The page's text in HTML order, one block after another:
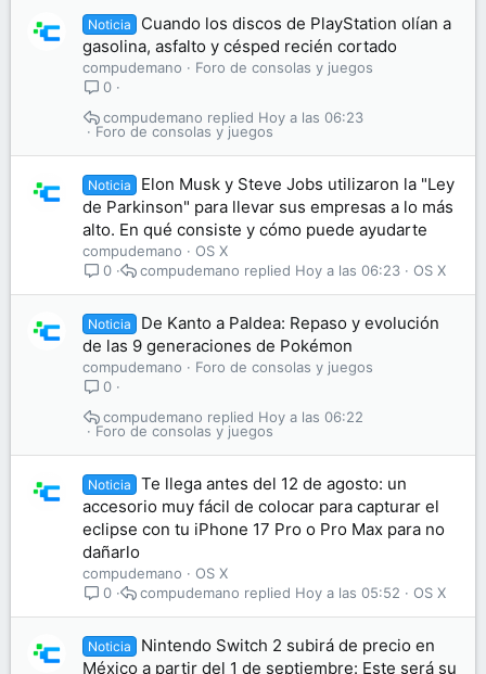
Noticia
Cuando los discos de PlayStation olían a
gasolina, asfalto y césped recién cortado
compudemano
Foro de consolas y juegos
0
Foro de consolas y juegos
Hoy a las 06:23
compudemano
Noticia
Elon Musk y Steve Jobs utilizaron la "Ley
de Parkinson" para llevar sus empresas a lo más
alto. En qué consiste y cómo puede ayudarte
compudemano
OS X
0
OS X
Hoy a las 06:23
compudemano
Noticia
De Kanto a Paldea: Repaso y evolución
de las 9 generaciones de Pokémon
compudemano
Foro de consolas y juegos
0
Foro de consolas y juegos
Hoy a las 06:22
compudemano
Noticia
Te llega antes del 12 de agosto: un
accesorio muy fácil de colocar para capturar el
eclipse con tu iPhone 17 Pro o Pro Max para no
dañarlo
compudemano
OS X
0
OS X
Hoy a las 05:52
compudemano
Noticia
Nintendo Switch 2 subirá de precio en
México a partir del 1 de septiembre: Este será su